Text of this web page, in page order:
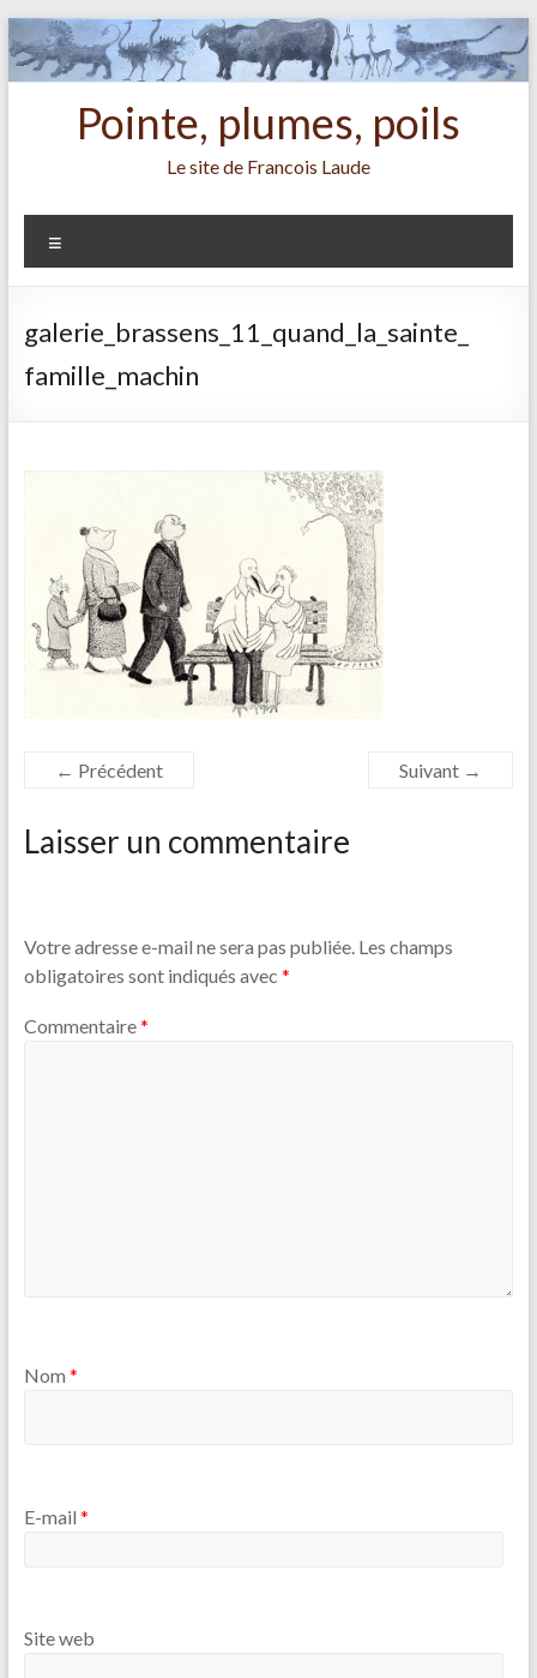
Aller
au
contenu
Pointe, plumes, poils
Le site de Francois Laude
galerie_brassens_11_quand_la_sainte_
famille_machin
← Précédent Suivant →
Laisser un commentaire
Votre adresse e-mail ne sera pas publiée. Les champs
obligatoires sont indiqués avec *
Commentaire*
Nom *
E-mail *
Site web